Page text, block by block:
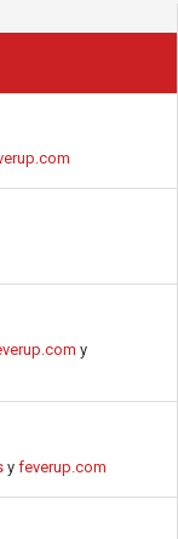
y
y feverup.com